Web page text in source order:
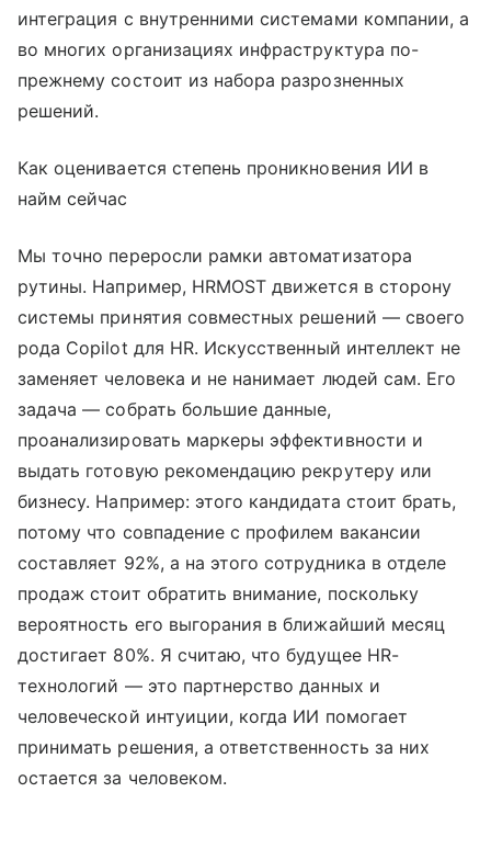
интеграция с внутренними системами компании, а
во многих организациях инфраструктура по-
прежнему состоит из набора разрозненных
решений.
Как оценивается степень проникновения ИИ в
найм сейчас
Мы точно переросли рамки автоматизатора
рутины. Например, HRMOST движется в сторону
системы принятия совместных решений — своего
рода Copilot для HR. Искусственный интеллект не
заменяет человека и не нанимает людей сам. Его
задача — собрать большие данные,
проанализировать маркеры эффективности и
выдать готовую рекомендацию рекрутеру или
бизнесу. Например: этого кандидата стоит брать,
потому что совпадение с профилем вакансии
составляет 92%, а на этого сотрудника в отделе
продаж стоит обратить внимание, поскольку
вероятность его выгорания в ближайший месяц
достигает 80%. Я считаю, что будущее HR-
технологий — это партнерство данных и
человеческой интуиции, когда ИИ помогает
принимать решения, а ответственность за них
остается за человеком.